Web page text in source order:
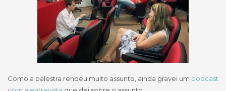
Como a palestra rendeu muito assunto, ainda gravei um podcast